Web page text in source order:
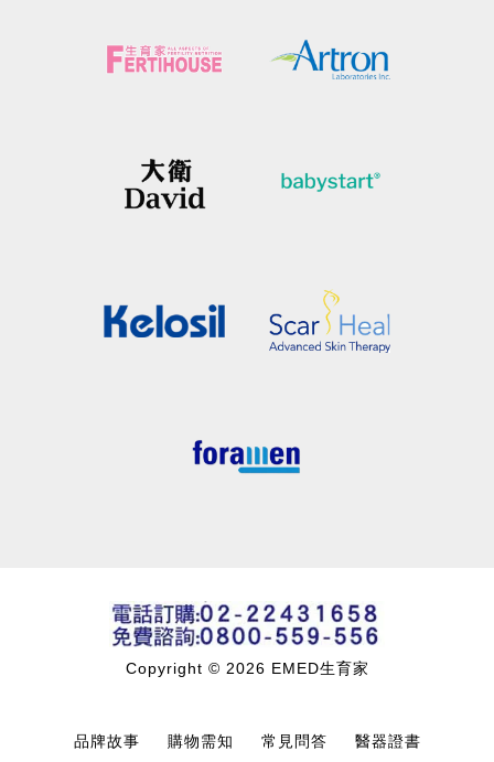
Copyright © 2026 EMED生育家
品牌故事 購物需知 常見問答 醫器證書